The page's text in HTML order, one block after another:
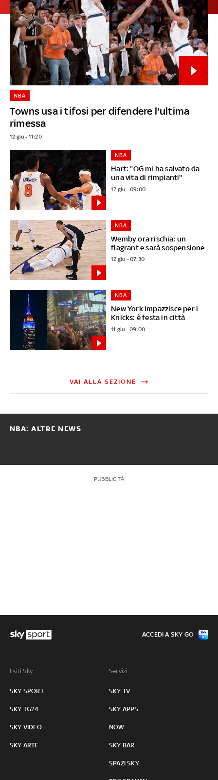
Towns usa i tifosi per difendere l'ultima
rimessa
NBA
12 giu - 11:20
Hart: "OG mi ha salvato da
una vita di rimpianti"
NBA
12 giu - 09:00
Wemby ora rischia: un
flagrant e sarà sospensione
NBA
12 giu - 07:30
New York impazzisce per i
Knicks: è festa in città
NBA
11 giu - 09:00
VAI ALLA SEZIONE
NBA: ALTRE NEWS
PUBBLICITÀ
I siti Sky:
SKY SPORT
SKY TG24
SKY VIDEO
SKY ARTE
Servizi:
SKY TV
SKY APPS
NOW
SKY BAR
SPAZI SKY
ACCEDI A SKY GO